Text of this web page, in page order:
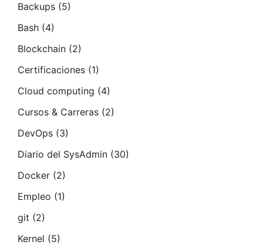
Backups (5)
Bash (4)
Blockchain (2)
Certificaciones (1)
Cloud computing (4)
Cursos & Carreras (2)
DevOps (3)
Diario del SysAdmin (30)
Docker (2)
Empleo (1)
git (2)
Kernel (5)